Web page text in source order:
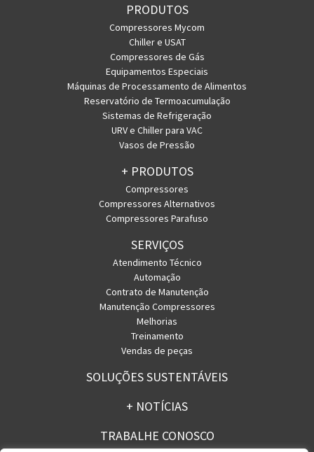
PRODUTOS
Compressores Mycom
Chiller e USAT
Compressores de Gás
Equipamentos Especiais
Máquinas de Processamento de Alimentos
Reservatório de Termoacumulação
Sistemas de Refrigeração
URV e Chiller para VAC
Vasos de Pressão
+ PRODUTOS
Compressores
Compressores Alternativos
Compressores Parafuso
SERVIÇOS
Atendimento Técnico
Automação
Contrato de Manutenção
Manutenção Compressores
Melhorias
Treinamento
Vendas de peças
SOLUÇÕES SUSTENTÁVEIS
+ NOTÍCIAS
TRABALHE CONOSCO